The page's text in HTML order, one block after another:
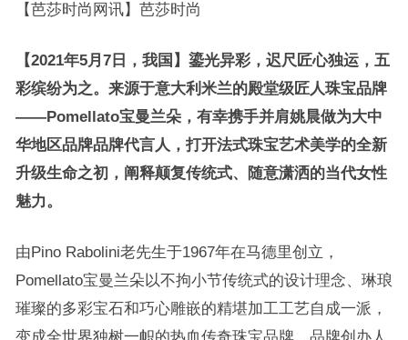
【芭莎时尚网讯】芭莎时尚
【2021年5月7日，我国】鎏光异彩，迟尺匠心独运，五
彩缤纷为之。来源于意大利米兰的殿堂级匠人珠宝品牌
——Pomellato宝曼兰朵，有幸携手并肩姚晨做为大中
华地区品牌品牌代言人，打开法式珠宝艺术美学的全新
升级生命之初，阐释颠复传统式、随意潇洒的当代女性
魅力。
由Pino Rabolini老先生于1967年在马德里创立，
Pomellato宝曼兰朵以不拘小节传统式的设计理念、琳琅
璀璨的多彩宝石和巧心雕嵌的精堪加工工艺自成一派，
变成全世界独树一帜的热血传奇珠宝品牌。品牌创办人